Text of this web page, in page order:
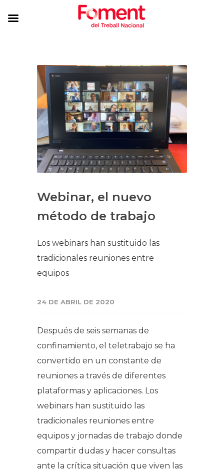
Webinar, el nuevo
método de trabajo
Los webinars han sustituido las
tradicionales reuniones entre
equipos
24 DE ABRIL DE 2020
Después de seis semanas de
confinamiento, el teletrabajo se ha
convertido en un constante de
reuniones a través de diferentes
plataformas y aplicaciones. Los
webinars han sustituido las
tradicionales reuniones entre
equipos y jornadas de trabajo donde
compartir dudas y hacer consultas
ante la crítica situación que viven las